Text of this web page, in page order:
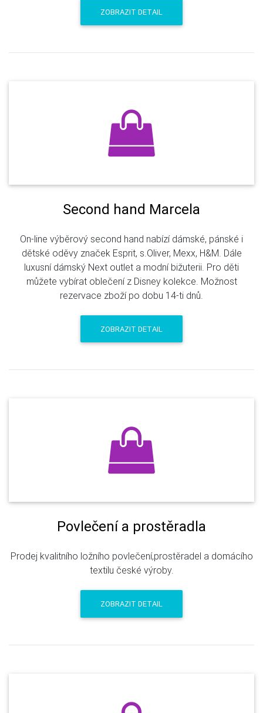
ZOBRAZIT DETAIL
Second hand Marcela
On-line výběrový second hand nabízí dámské, pánské i
dětské oděvy značek Esprit, s.Oliver, Mexx, H&M. Dále
luxusní dámský Next outlet a modní bižuterii. Pro děti
můžete vybírat oblečení z Disney kolekce. Možnost
rezervace zboží po dobu 14-ti dnů.
ZOBRAZIT DETAIL
Povlečení a prostěradla
Prodej kvalitního ložního povlečení,prostěradel a domácího
textilu české výroby.
ZOBRAZIT DETAIL